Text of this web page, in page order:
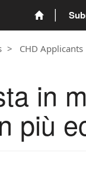
CHD Applicants
in
più